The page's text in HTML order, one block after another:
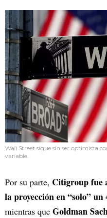
Wall Street sigue sin ser optimista
variable.
Por su parte, Citigroup fue
la proyección en “solo”
mientras que Goldman